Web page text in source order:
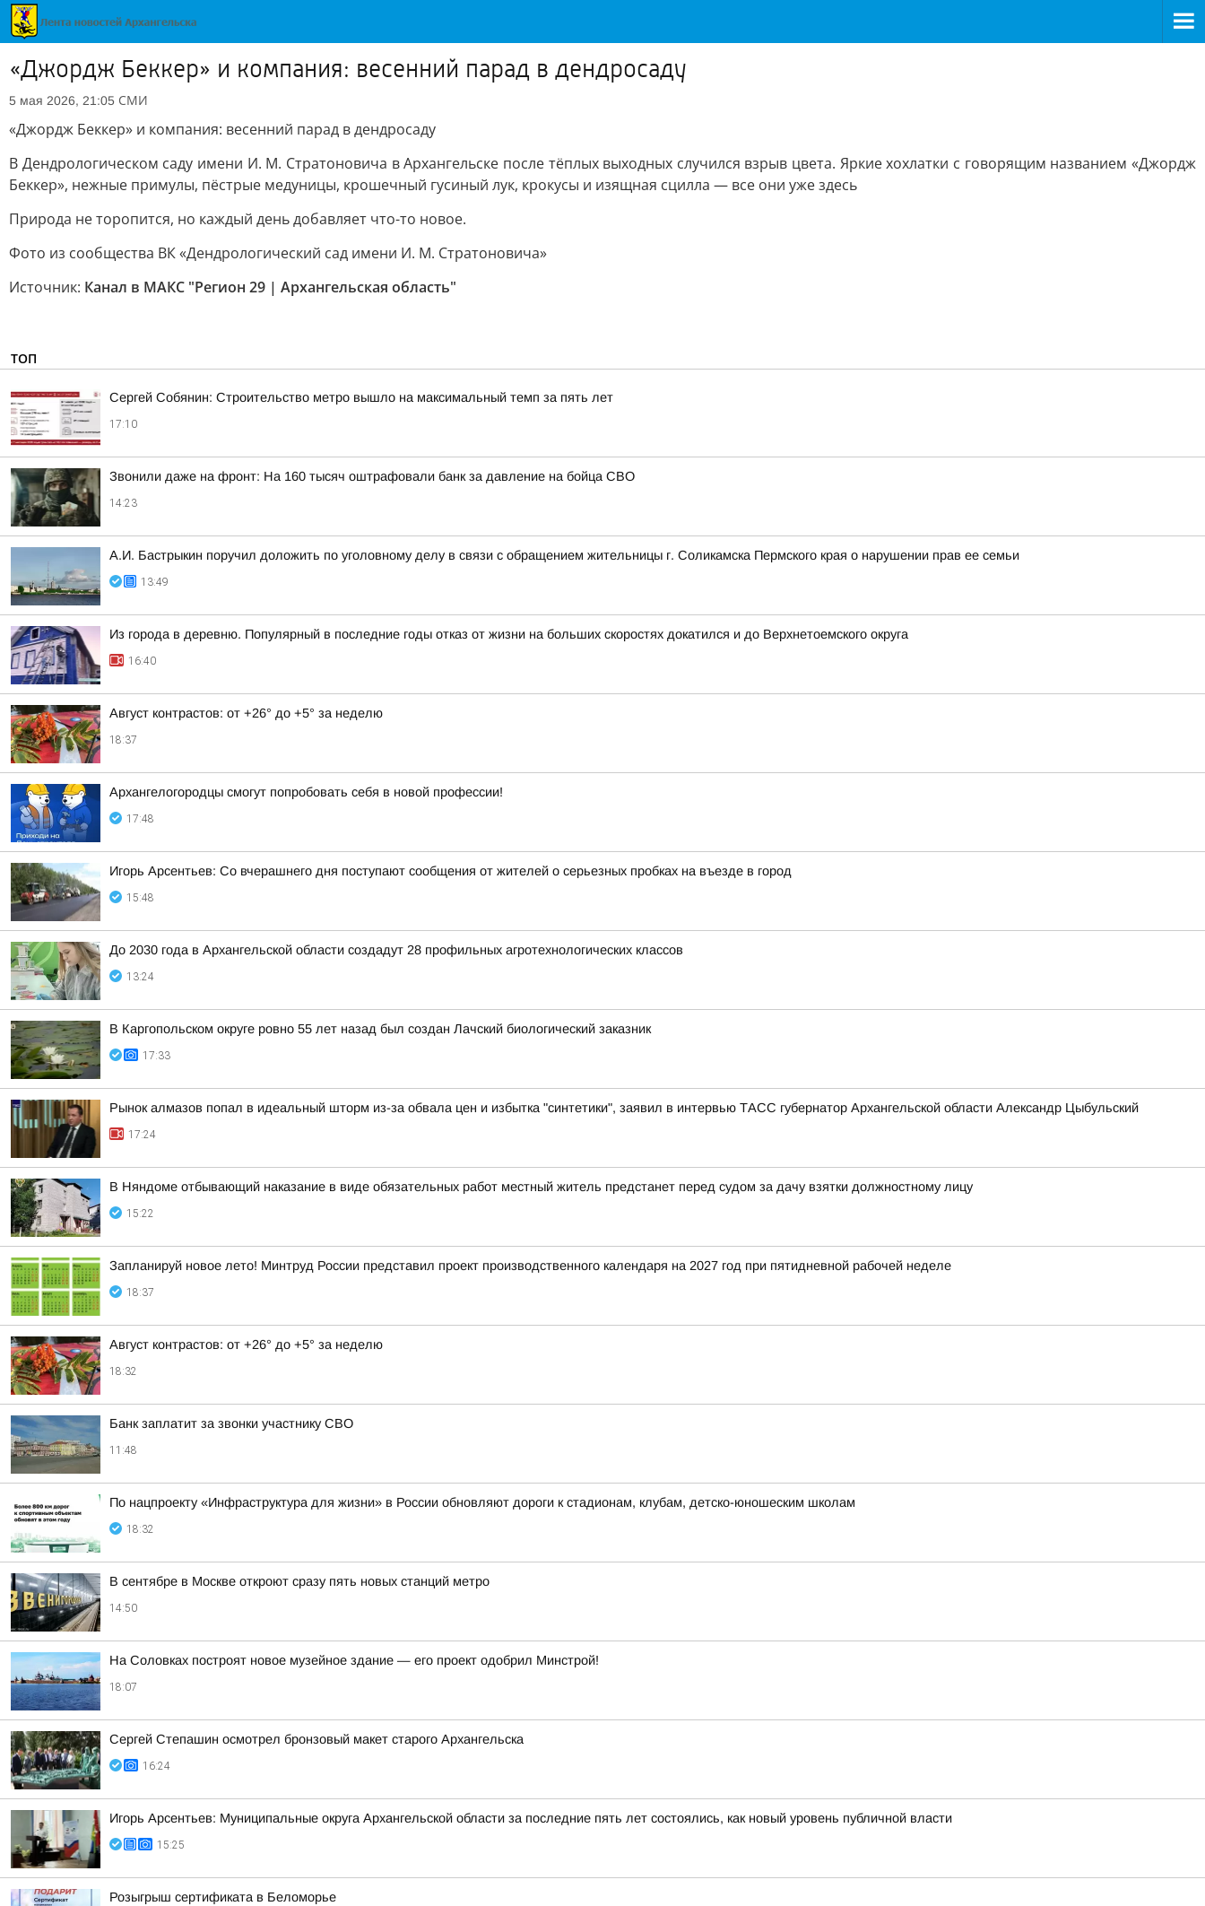
«Джордж Беккер» и компания: весенний парад в дендросаду
5 мая 2026, 21:05 СМИ
«Джордж Беккер» и компания: весенний парад в дендросаду
В Дендрологическом саду имени И. М. Стратоновича в Архангельске после тёплых выходных случился взрыв цвета. Яркие хохлатки с говорящим названием «Джордж
Беккер», нежные примулы, пёстрые медуницы, крошечный гусиный лук, крокусы и изящная сцилла — все они уже здесь
Природа не торопится, но каждый день добавляет что-то новое.
Фото из сообщества ВК «Дендрологический сад имени И. М. Стратоновича»
Источник: Канал в МАКС "Регион 29 | Архангельская область"
ТОП
Сергей Собянин: Строительство метро вышло на максимальный темп за пять лет
17:10
Звонили даже на фронт: На 160 тысяч оштрафовали банк за давление на бойца СВО
14:23
А.И. Бастрыкин поручил доложить по уголовному делу в связи с обращением жительницы г. Соликамска Пермского края о нарушении прав ее семьи
13:49
Из города в деревню. Популярный в последние годы отказ от жизни на больших скоростях докатился и до Верхнетоемского округа
16:40
Август контрастов: от +26° до +5° за неделю
18:37
Архангелогородцы смогут попробовать себя в новой профессии!
17:48
Игорь Арсентьев: Со вчерашнего дня поступают сообщения от жителей о серьезных пробках на въезде в город
15:48
До 2030 года в Архангельской области создадут 28 профильных агротехнологических классов
13:24
В Каргопольском округе ровно 55 лет назад был создан Лачский биологический заказник
17:33
Рынок алмазов попал в идеальный шторм из-за обвала цен и избытка "синтетики", заявил в интервью ТАСС губернатор Архангельской области Александр Цыбульский
17:24
В Няндоме отбывающий наказание в виде обязательных работ местный житель предстанет перед судом за дачу взятки должностному лицу
15:22
Запланируй новое лето! Минтруд России представил проект производственного календаря на 2027 год при пятидневной рабочей неделе
18:37
Август контрастов: от +26° до +5° за неделю
18:32
Банк заплатит за звонки участнику СВО
11:48
По нацпроекту «Инфраструктура для жизни» в России обновляют дороги к стадионам, клубам, детско-юношеским школам
18:32
В сентябре в Москве откроют сразу пять новых станций метро
14:50
На Соловках построят новое музейное здание — его проект одобрил Минстрой!
18:07
Сергей Степашин осмотрел бронзовый макет старого Архангельска
16:24
Игорь Арсентьев: Муниципальные округа Архангельской области за последние пять лет состоялись, как новый уровень публичной власти
15:25
Розыгрыш сертификата в Беломорье